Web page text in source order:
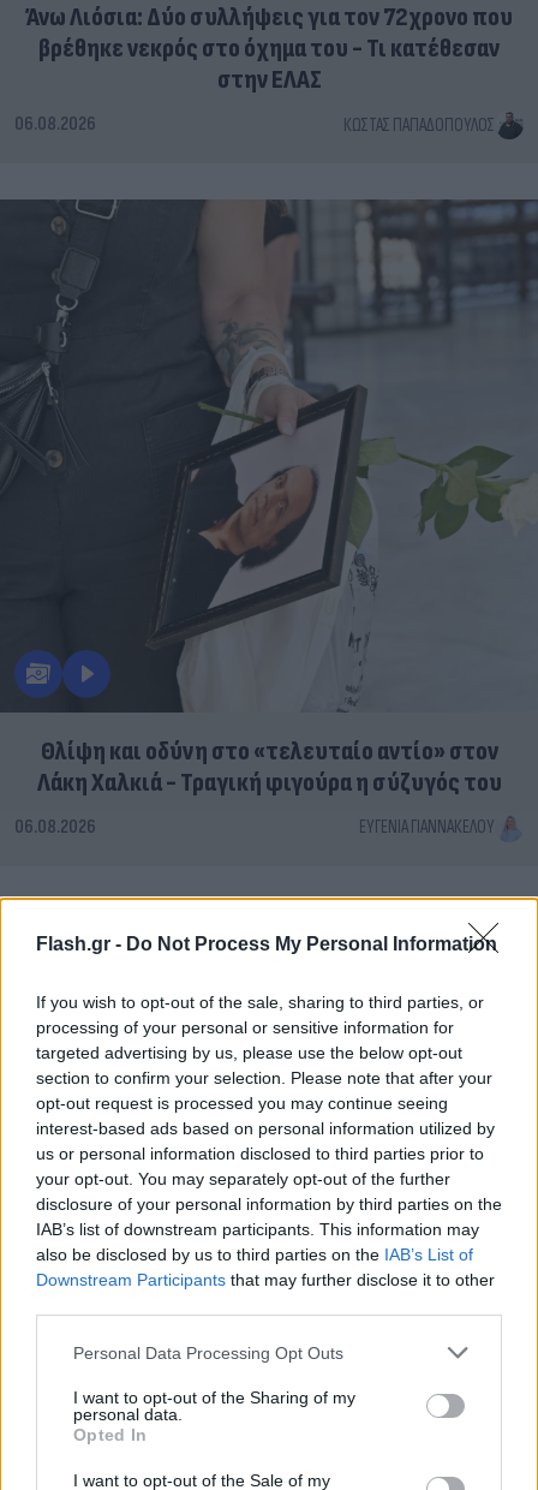
Flash.gr - Do Not Process My Personal Information
If you wish to opt-out of the sale, sharing to third parties, or
processing of your personal or sensitive information for
targeted advertising by us, please use the below opt-out
section to confirm your selection. Please note that after your
opt-out request is processed you may continue seeing
interest-based ads based on personal information utilized by
us or personal information disclosed to third parties prior to
your opt-out. You may separately opt-out of the further
disclosure of your personal information by third parties on the
IAB’s list of downstream participants. This information may
also be disclosed by us to third parties on the IAB’s List of
Downstream Participants that may further disclose it to other
Please note that this website/app uses one or more Google
not limited to your visit or usage behaviour. You may click to
grant or deny consent to Google and its third-party tags to
use your data for below specified purposes in below Google
consent section.
Personal Data Processing Opt Outs
I want to opt-out of the Sharing of my
personal data.
Opted In
I want to opt-out of the Sale of my
Άνω Λιόσια: Δύο συλλήψεις για τον 72χρονο που
βρέθηκε νεκρός στο όχημα του - Τι κατέθεσαν
στην ΕΛΑΣ
06.08.2026 ΚΏΣΤΑΣ ΠΑΠΑΔΌΠΟΥΛΟΣ
Θλίψη και οδύνη στο «τελευταίο αντίο» στον
Λάκη Χαλκιά - Τραγική φιγούρα η σύζυγός του
06.08.2026 ΕΥΓΕΝΊΑ ΓΙΑΝΝΑΚΈΛΟΥ